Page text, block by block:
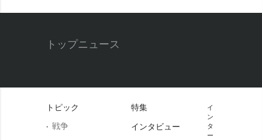
トップニュース
トピック
戦争
特集
インタビュー
イ
ン
タ
ー